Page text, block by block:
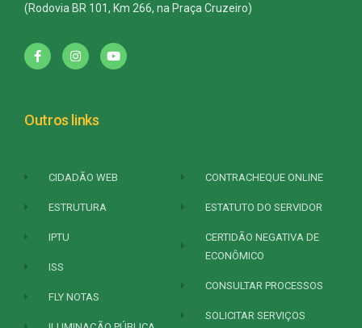
(Rodovia BR 101, Km 266, na Praça Cruzeiro)
Outros links
CIDADÃO WEB
ESTRUTURA
IPTU
ISS
FLY NOTAS
CONTRACHEQUE ONLINE
ESTATUTO DO SERVIDOR
CERTIDÃO NEGATIVA DE
ECONÔMICO
CONSULTAR PROCESSOS
SOLICITAR SERVIÇOS